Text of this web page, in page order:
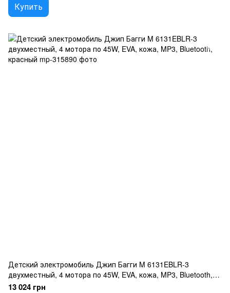
Купить
Детский электромобиль Джип Багги M 6131EBLR-3
двухместный, 4 мотора по 45W, EVA, кожа, MP3, Bluetooth,
красный
13 024 грн